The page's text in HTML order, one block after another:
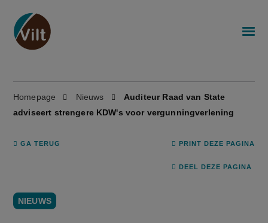
Homepage Nieuws
Auditeur Raad van State
adviseert strengere KDW's voor vergunningverlening
GA TERUG PRINT DEZE PAGINA
DEEL DEZE PAGINA
NIEUWS